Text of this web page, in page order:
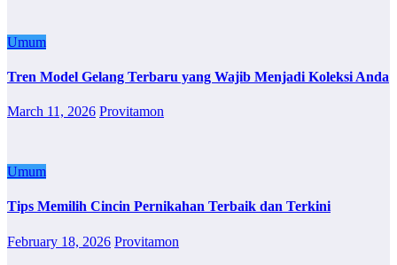
Umum
Tren Model Gelang Terbaru yang Wajib Menjadi Koleksi Anda
March 11, 2026 Provitamon
Umum
Tips Memilih Cincin Pernikahan Terbaik dan Terkini
February 18, 2026 Provitamon